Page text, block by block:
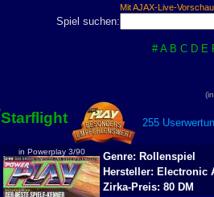
Mit AJAX-Live-
Spiel suchen:
# A B C D E
Starflight 255
in Powerplay 3/90
Genre: Rollenspiel
Hersteller: Electronic
Zirka-Preis: 80 DM